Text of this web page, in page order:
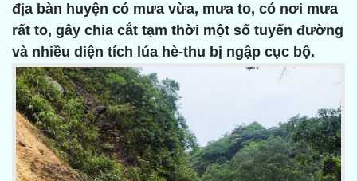
địa bàn huyện có mưa vừa, mưa to, có nơi mưa
rất to, gây chia cắt tạm thời một số tuyến đường
và nhiều diện tích lúa hè-thu bị ngập cục bộ.